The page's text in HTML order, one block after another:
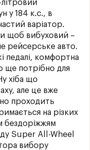
у 184 к.с., в
варіатор.
щоб вибуховий –
рейсерське авто.
педалі, комфортна
ще потрібно для
хіба що
але це вже
проходить
на різких
бездоріжжям
Super All-Wheel
вибору